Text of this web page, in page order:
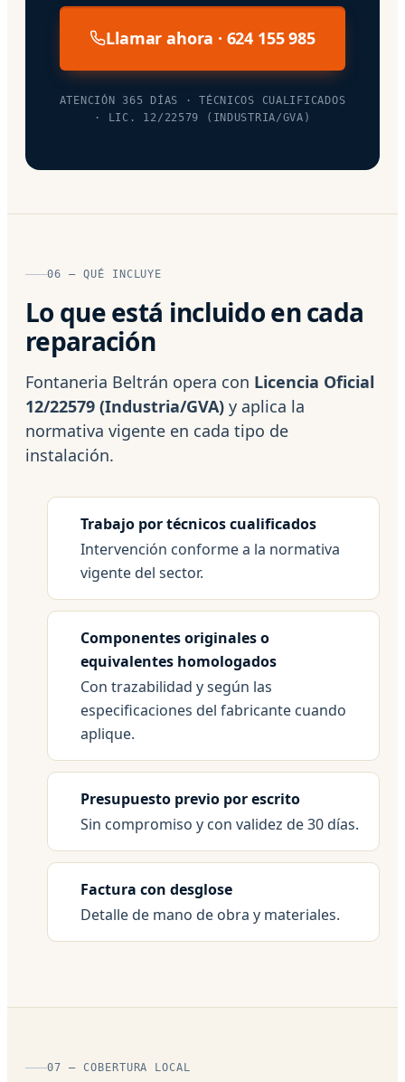
Llamar ahora · 624 155 985
ATENCIÓN 365 DÍAS · TÉCNICOS CUALIFICADOS
· LIC. 12/22579 (INDUSTRIA/GVA)
06 — QUÉ INCLUYE
Lo que está incluido en cada
reparación
Fontaneria Beltrán opera con Licencia Oficial
12/22579 (Industria/GVA) y aplica la
normativa vigente en cada tipo de
instalación.
Trabajo por técnicos cualificados
Intervención conforme a la normativa
vigente del sector.
Componentes originales o
equivalentes homologados
Con trazabilidad y según las
especificaciones del fabricante cuando
aplique.
Presupuesto previo por escrito
Sin compromiso y con validez de 30 días.
Factura con desglose
Detalle de mano de obra y materiales.
07 — COBERTURA LOCAL